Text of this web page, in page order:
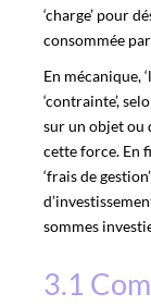
‘charge’ pour
consommée
En mécanique,
‘contrainte’,
sur un objet ou
cette force. En
‘frais de
sommes
3.1